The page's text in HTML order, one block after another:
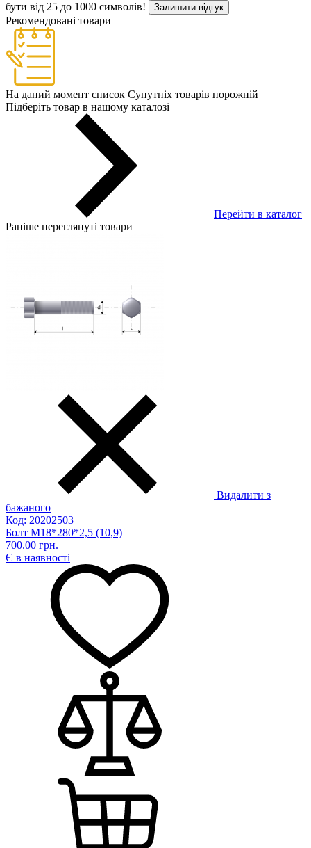
бути від 25 до 1000 символів! Залишити відгук
Рекомендовані товари
На даний момент список Супутніх товарів порожній
Підберіть товар в нашому каталозі
Перейти в каталог
Раніше переглянуті товари
Видалити з
бажаного
Код: 20202503
Болт М18*280*2,5 (10,9)
700.00 грн.
Є в наявності